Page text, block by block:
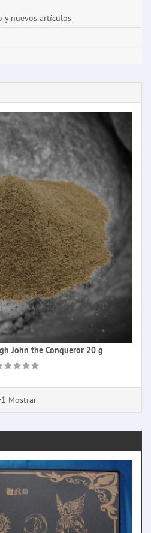
y nuevos artículos
John the Conqueror 20 g
Mostrar